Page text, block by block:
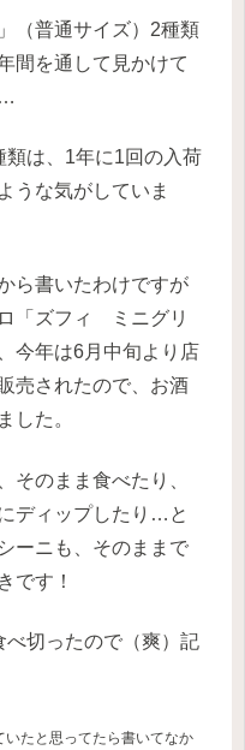
（普通サイズ）2種類
間を通して見かけて
類は、1年に1回の入荷
うな気がしていま
ら書いたわけですが
「ズフィ ミニグリ
今年は6月中旬より店
売されたので、お酒
した。
そのまま食べたり、
ディップしたり…と
ーニも、そのままで
です！
切ったので（爽）記
たと思ってたら書いてなか